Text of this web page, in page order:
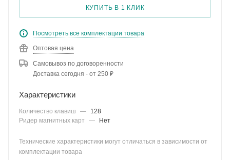
КУПИТЬ В 1 КЛИК
Посмотреть все комплектации товара
Оптовая цена
Самовывоз по договоренности
Доставка сегодня - от 250 ₽
Характеристики
Количество клавиш —
128
Ридер магнитных карт
— Нет
Технические характеристики могут отличаться в зависимости от
комплектации товара